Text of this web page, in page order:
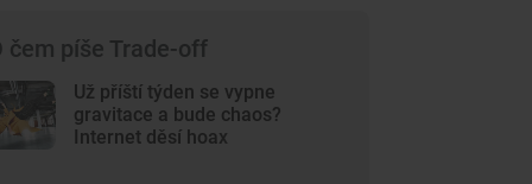
čem píše Trade-off
Už příští týden se vypne
gravitace a bude chaos?
Internet děsí hoax